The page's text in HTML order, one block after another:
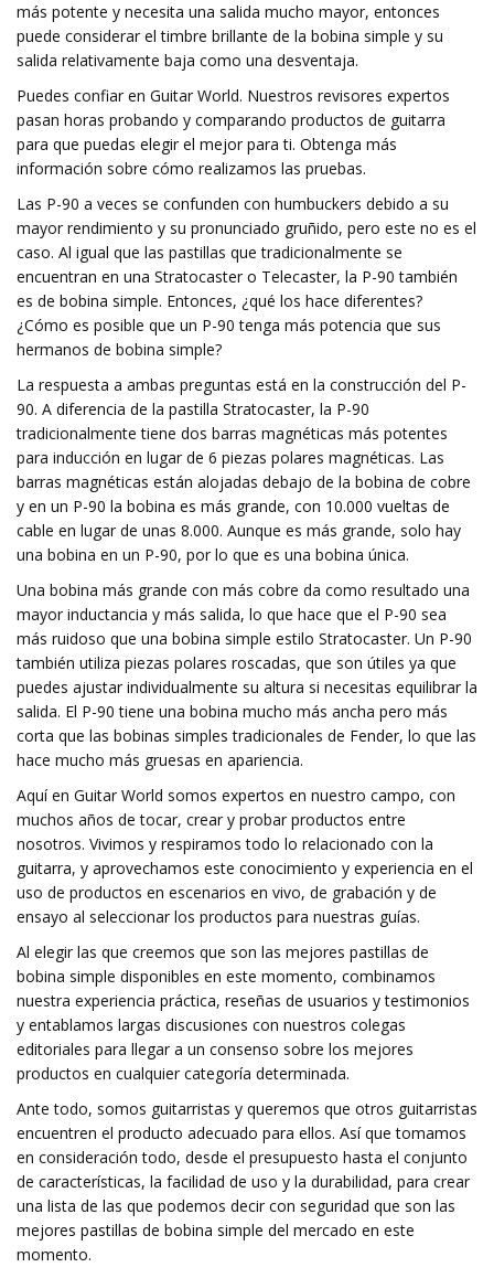
más potente y necesita una salida mucho mayor, entonces
puede considerar el timbre brillante de la bobina simple y su
salida relativamente baja como una desventaja.
Puedes confiar en Guitar World. Nuestros revisores expertos
pasan horas probando y comparando productos de guitarra
para que puedas elegir el mejor para ti. Obtenga más
información sobre cómo realizamos las pruebas.
Las P-90 a veces se confunden con humbuckers debido a su
mayor rendimiento y su pronunciado gruñido, pero este no es el
caso. Al igual que las pastillas que tradicionalmente se
encuentran en una Stratocaster o Telecaster, la P-90 también
es de bobina simple. Entonces, ¿qué los hace diferentes?
¿Cómo es posible que un P-90 tenga más potencia que sus
hermanos de bobina simple?
La respuesta a ambas preguntas está en la construcción del P-
90. A diferencia de la pastilla Stratocaster, la P-90
tradicionalmente tiene dos barras magnéticas más potentes
para inducción en lugar de 6 piezas polares magnéticas. Las
barras magnéticas están alojadas debajo de la bobina de cobre
y en un P-90 la bobina es más grande, con 10.000 vueltas de
cable en lugar de unas 8.000. Aunque es más grande, solo hay
una bobina en un P-90, por lo que es una bobina única.
Una bobina más grande con más cobre da como resultado una
mayor inductancia y más salida, lo que hace que el P-90 sea
más ruidoso que una bobina simple estilo Stratocaster. Un P-90
también utiliza piezas polares roscadas, que son útiles ya que
puedes ajustar individualmente su altura si necesitas equilibrar la
salida. El P-90 tiene una bobina mucho más ancha pero más
corta que las bobinas simples tradicionales de Fender, lo que las
hace mucho más gruesas en apariencia.
Aquí en Guitar World somos expertos en nuestro campo, con
muchos años de tocar, crear y probar productos entre
nosotros. Vivimos y respiramos todo lo relacionado con la
guitarra, y aprovechamos este conocimiento y experiencia en el
uso de productos en escenarios en vivo, de grabación y de
ensayo al seleccionar los productos para nuestras guías.
Al elegir las que creemos que son las mejores pastillas de
bobina simple disponibles en este momento, combinamos
nuestra experiencia práctica, reseñas de usuarios y testimonios
y entablamos largas discusiones con nuestros colegas
editoriales para llegar a un consenso sobre los mejores
productos en cualquier categoría determinada.
Ante todo, somos guitarristas y queremos que otros guitarristas
encuentren el producto adecuado para ellos. Así que tomamos
en consideración todo, desde el presupuesto hasta el conjunto
de características, la facilidad de uso y la durabilidad, para crear
una lista de las que podemos decir con seguridad que son las
mejores pastillas de bobina simple del mercado en este
momento.